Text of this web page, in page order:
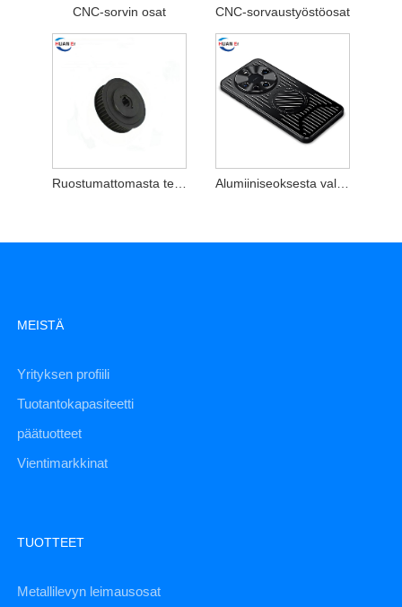
CNC-sorvin osat CNC-sorvaustyöstöosat
Alumiiniseoksesta valmistettu matkapuhelimen kuori
MEISTÄ
Yrityksen profiili
Tuotantokapasiteetti
päätuotteet
Vientimarkkinat
TUOTTEET
Metallilevyn leimausosat